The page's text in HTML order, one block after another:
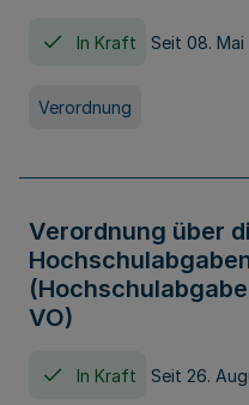
In Kraft Seit 08. Mai
Verordnung
Verordnung über
VO)
In Kraft Seit 26.